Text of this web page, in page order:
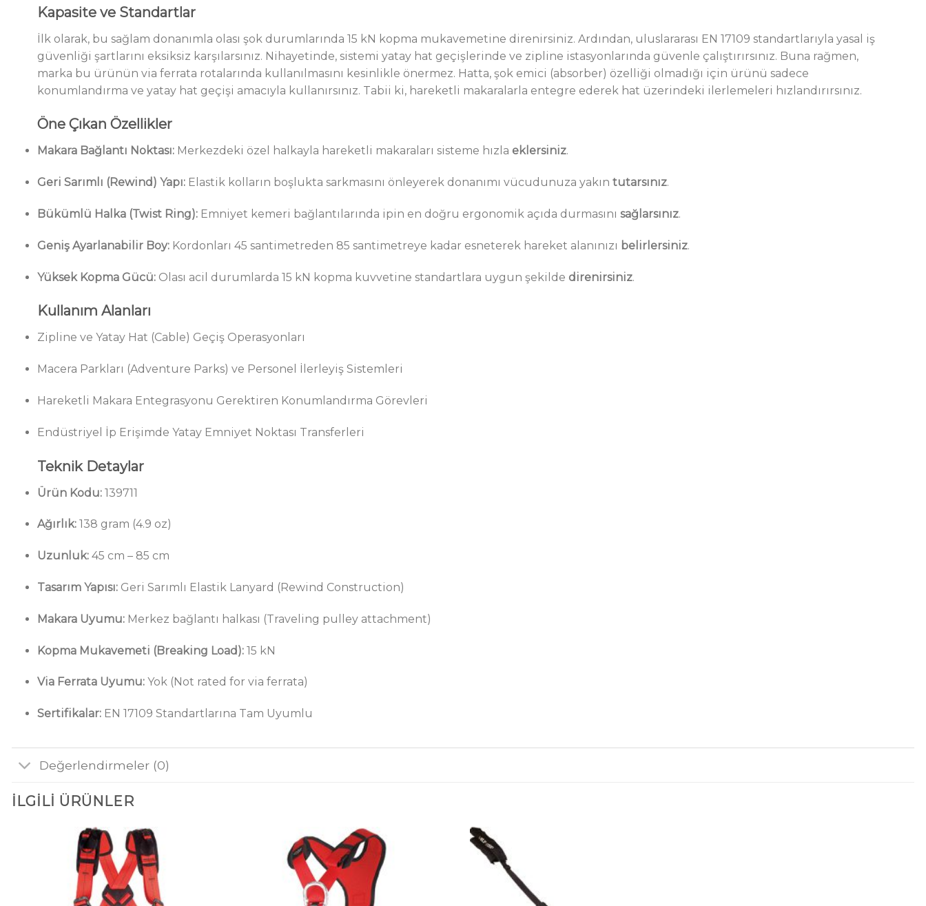
Kapasite ve Standartlar
İlk olarak, bu sağlam donanımla olası şok durumlarında 15 kN kopma mukavemetine direnirsiniz. Ardından, uluslararası EN 17109 standartlarıyla yasal iş
güvenliği şartlarını eksiksiz karşılarsınız. Nihayetinde, sistemi yatay hat geçişlerinde ve zipline istasyonlarında güvenle çalıştırırsınız. Buna rağmen,
marka bu ürünün via ferrata rotalarında kullanılmasını kesinlikle önermez. Hatta, şok emici (absorber) özelliği olmadığı için ürünü sadece
konumlandırma ve yatay hat geçişi amacıyla kullanırsınız. Tabii ki, hareketli makaralarla entegre ederek hat üzerindeki ilerlemeleri hızlandırırsınız.
Öne Çıkan Özellikler
Makara Bağlantı Noktası:Merkezdeki özel halkayla hareketli makaraları sisteme hızla eklersiniz.
Geri Sarımlı (Rewind) Yapı:Elastik kolların boşlukta sarkmasını önleyerek donanımı vücudunuza yakın tutarsınız.
Bükümlü Halka (Twist Ring):Emniyet kemeri bağlantılarında ipin en doğru ergonomik açıda durmasını sağlarsınız.
Geniş Ayarlanabilir Boy:Kordonları 45 santimetreden 85 santimetreye kadar esneterek hareket alanınızı belirlersiniz.
Yüksek Kopma Gücü:Olası acil durumlarda 15 kN kopma kuvvetine standartlara uygun şekilde direnirsiniz.
Kullanım Alanları
Zipline ve Yatay Hat (Cable) Geçiş Operasyonları
Macera Parkları (Adventure Parks) ve Personel İlerleyiş Sistemleri
Hareketli Makara Entegrasyonu Gerektiren Konumlandırma Görevleri
Endüstriyel İp Erişimde Yatay Emniyet Noktası Transferleri
Teknik Detaylar
Ürün Kodu:139711
Ağırlık:138 gram (4.9 oz)
Uzunluk:45 cm – 85 cm
Tasarım Yapısı:Geri Sarımlı Elastik Lanyard (Rewind Construction)
Makara Uyumu:Merkez bağlantı halkası (Traveling pulley attachment)
Kopma Mukavemeti (Breaking Load):15 kN
Via Ferrata Uyumu:Yok (Not rated for via ferrata)
Sertifikalar:EN 17109 Standartlarına Tam Uyumlu
Değerlendirmeler (0)
İLGILI ÜRÜNLER